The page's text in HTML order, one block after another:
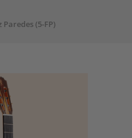
(5-FP)